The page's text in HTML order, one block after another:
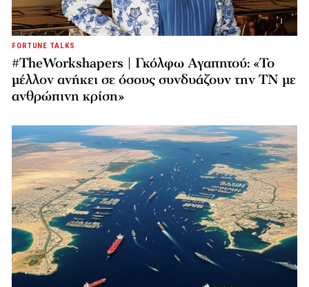
FORTUNE TALKS
#TheWorkshapers | Γκόλφω Αγαπητού: «Το
μέλλον ανήκει σε όσους συνδυάζουν την ΤΝ με
ανθρώπινη κρίση»